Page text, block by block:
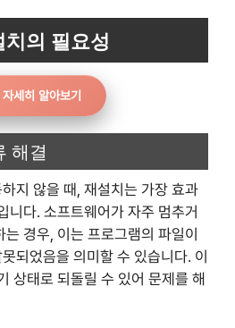
의 필요성
자세히 알아보기
해결
지 않을 때, 재설치는 가장 효과
니다. 소프트웨어가 자주 멈추거
경우, 이는 프로그램의 파일이
되었음을 의미할 수 있습니다. 이
상태로 되돌릴 수 있어 문제를 해